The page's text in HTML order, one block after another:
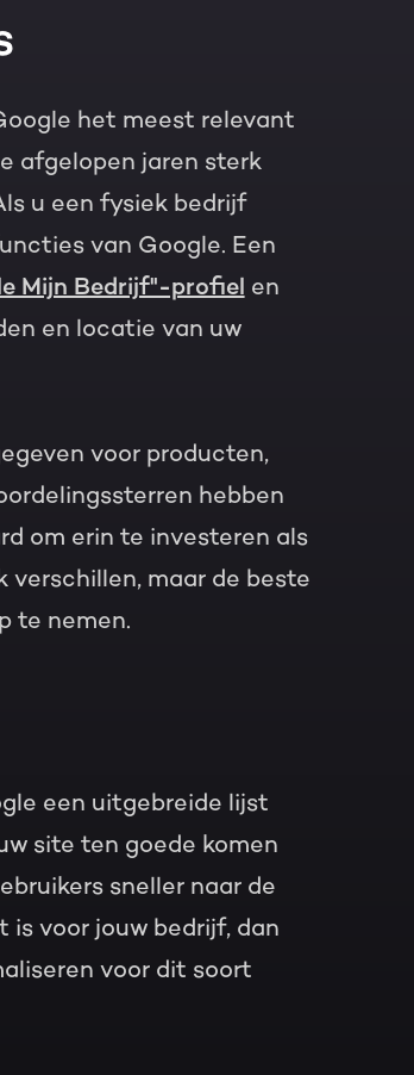
het meest relevant
afgelopen jaren sterk
u een fysiek bedrijf
van Google. Een
Mijn Bedrijf"-profiel en
en locatie van uw
voor producten,
hebben
om erin te investeren als
verschillen, maar de beste
te nemen.
een uitgebreide lijst
site ten goede komen
sneller naar de
is voor jouw bedrijf, dan
voor dit soort